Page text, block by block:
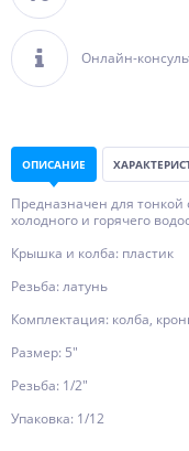
Онлайн-
ОПИСАНИЕ
Предназначен для тонкой
холодного и горячего
Крышка и колба: пластик
Резьба: латунь
Комплектация: колба,
Размер: 5"
Резьба: 1/2"
Упаковка: 1/12